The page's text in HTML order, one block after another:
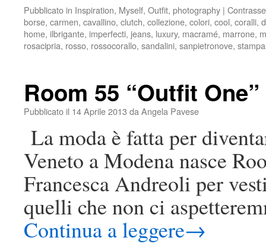
Pubblicato in Inspiration, Myself, Outfit, photography |
borse, carmen, cavallino, clutch, collezione, colori, cool, coralli,
home, ilbrigante, imperfecti, jeans, luxury, macramé, marrone,
rosacipria, rosso, rossocorallo, sandalini, sanpietronove,
Room 55 “Outfit One”
Pubblicato il 14 Aprile 2013 da Angela Pavese
La moda è fatta per
Veneto a Modena nasce
Francesca Andreoli per
quelli che non ci
Continua a leggere→